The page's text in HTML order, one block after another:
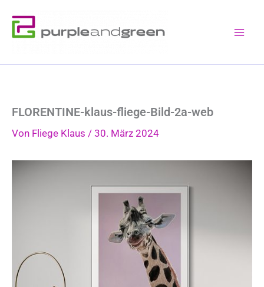
Inhalt
springen
FLORENTINE-klaus-fliege-Bild-2a-web
Von Fliege Klaus / 30. März 2024